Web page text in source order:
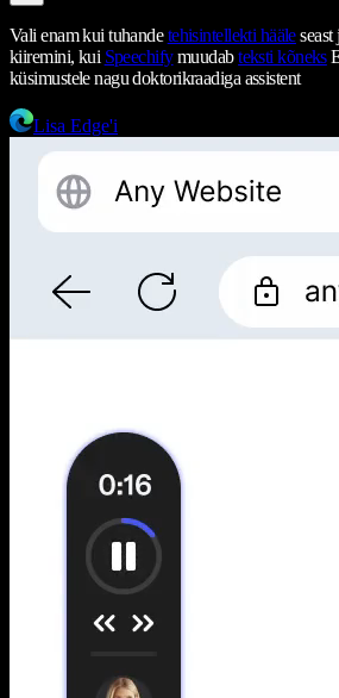
Vali enam kui tuhandetehisintellekti hääleseast
kiiremini, kui Speechifymuudabteksti kõneks
küsimustele nagu doktorikraadiga assistent
Lisa Edge'i